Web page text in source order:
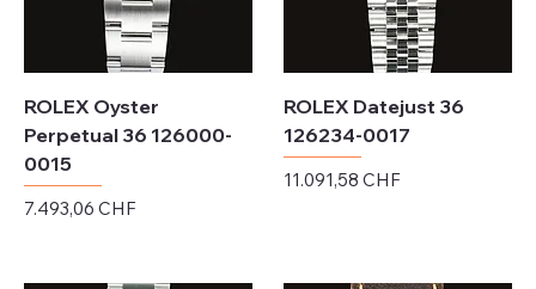
ROLEX Oyster
Perpetual 36 126000-
0015
Preis
7.493,06 CHF
ROLEX Datejust 36
126234-0017
Preis
11.091,58 CHF